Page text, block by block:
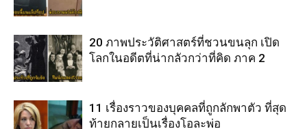
20 ภาพประวัติศาสตร์ที่ชวนขนลุก เปิด
โลกในอดีตที่น่ากลัวกว่าที่คิด ภาค 2
11 เรื่องราวของบุคคลที่ถูกลักพาตัว ที่สุด
ท้ายกลายเป็นเรื่องโอละพ่อ